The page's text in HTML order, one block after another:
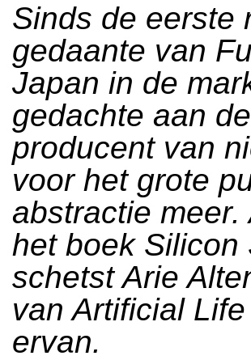
Sinds de eerste
gedaante van
Japan in de
gedachte aan
producent van
voor het grote
abstractie
het boek Silicon
schetst Arie
van Artificial
ervan.